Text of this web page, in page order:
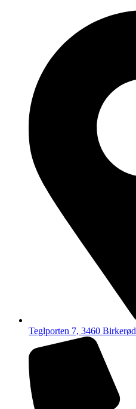
Teglporten 7, 3460 Birkerød